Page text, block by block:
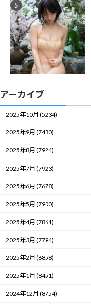
アーカイブ
2025年10月 (5234)
2025年9月 (7430)
2025年8月 (7924)
2025年7月 (7923)
2025年6月 (7678)
2025年5月 (7900)
2025年4月 (7861)
2025年3月 (7794)
2025年2月 (6858)
2025年1月 (8451)
2024年12月 (8754)